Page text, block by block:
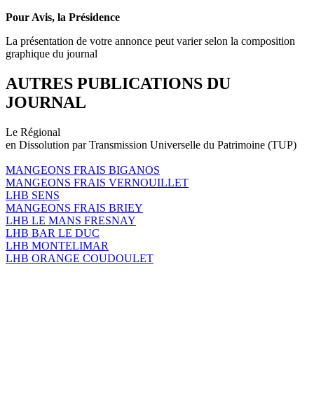
Pour Avis, la Présidence
La présentation de votre annonce peut varier selon la composition
graphique du journal
AUTRES PUBLICATIONS DU
JOURNAL
Le Régional
en Dissolution par Transmission Universelle du Patrimoine (TUP)
MANGEONS FRAIS BIGANOS
MANGEONS FRAIS VERNOUILLET
LHB SENS
MANGEONS FRAIS BRIEY
LHB LE MANS FRESNAY
LHB BAR LE DUC
LHB MONTELIMAR
LHB ORANGE COUDOULET